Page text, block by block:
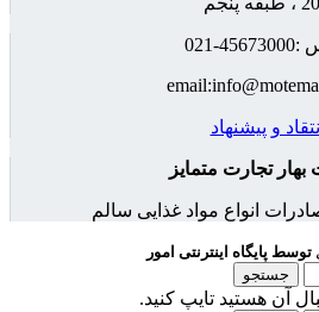
021
انتقاد و پیشنهاد
تجارت متمایز
انواع مواد غذایی سالم
توسط پایگاه اینترنتی امور
جستجو
آن هستید تایپ کنید.